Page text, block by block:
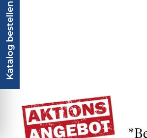
Katalog bestellen